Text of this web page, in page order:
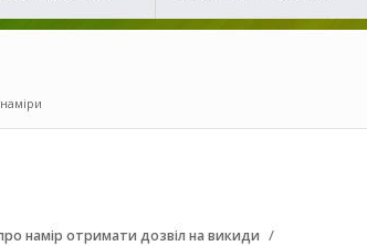
намір отримати дозвіл на викиди /